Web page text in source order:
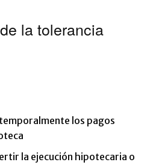
la tolerancia
los pagos
la ejecución hipotecaria o